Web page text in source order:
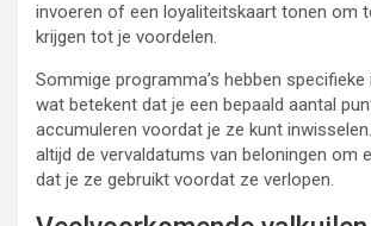
invoeren of een loyaliteitskaart tonen om
krijgen tot je voordelen.
Sommige programma’s hebben
wat betekent dat je een bepaald aantal
accumuleren voordat je ze kunt
altijd de vervaldatums van beloningen om
dat je ze gebruikt voordat ze verlopen.